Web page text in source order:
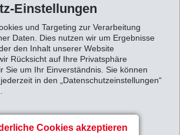
Einstellungen
und Targeting zur Verarbeitung
Daten. Dies nutzen wir um Ergebnisse
den Inhalt unserer Website
Rücksicht auf Ihre Privatsphäre
Sie um Ihr Einverständnis. Sie können
in den „Datenschutzeinstellungen“
Cookies akzeptieren
der EMS-CHEMIE HOLDING AG per 30. April
Ertragslage bewirkte höhere Steuerlasten,
Franken auf 34 Mio. Franken anstiegen.
Zurück zur Übersicht